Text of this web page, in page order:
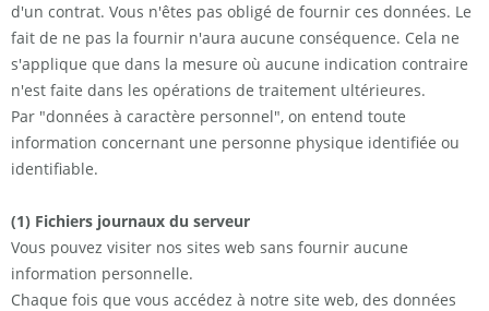
d'un contrat. Vous n'êtes pas obligé de fournir ces données. Le
fait de ne pas la fournir n'aura aucune conséquence. Cela ne
s'applique que dans la mesure où aucune indication contraire
n'est faite dans les opérations de traitement ultérieures.
Par "données à caractère personnel", on entend toute
information concernant une personne physique identifiée ou
identifiable.
(1) Fichiers journaux du serveur
Vous pouvez visiter nos sites web sans fournir aucune
information personnelle.
Chaque fois que vous accédez à notre site web, des données